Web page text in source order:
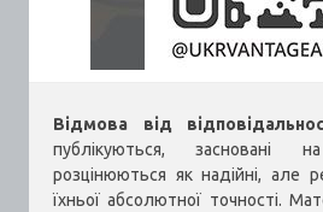
Відмова від
публікуються, засновані
розцінюються як надійні, але
їхньої абсолютної точності.